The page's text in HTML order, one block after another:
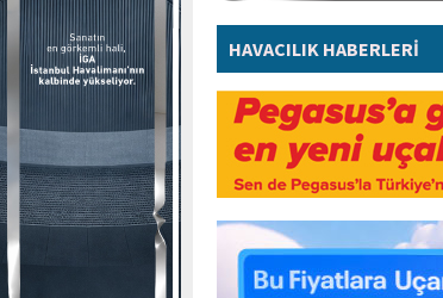
HAVACILIK HABERLERİ